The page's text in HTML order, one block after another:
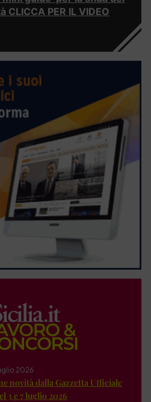
PER IL VIDEO
2026
novità dalla Gazzetta Ufficiale
3 e 7 luglio 2026